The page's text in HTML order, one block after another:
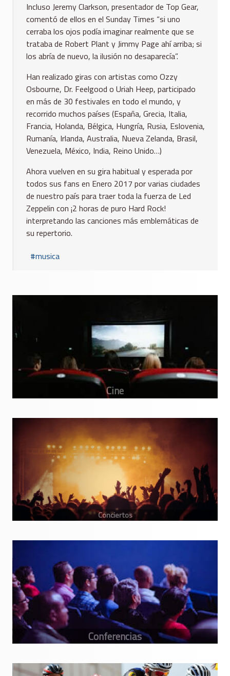
Incluso Jeremy Clarkson, presentador de Top Gear,
comentó de ellos en el Sunday Times “si uno
cerraba los ojos podía imaginar realmente que se
trataba de Robert Plant y Jimmy Page ahí arriba; si
los abría de nuevo, la ilusión no desaparecía”.
Han realizado giras con artistas como Ozzy
Osbourne, Dr. Feelgood o Uriah Heep, participado
en más de 30 festivales en todo el mundo, y
recorrido muchos países (España, Grecia, Italia,
Francia, Holanda, Bélgica, Hungría, Rusia, Eslovenia,
Rumanía, Irlanda, Australia, Nueva Zelanda, Brasil,
Venezuela, México, India, Reino Unido…)
Ahora vuelven en su gira habitual y esperada por
todos sus fans en Enero 2017 por varias ciudades
de nuestro país para traer toda la fuerza de Led
Zeppelin con ¡2 horas de puro Hard Rock!
interpretando las canciones más emblemáticas de
su repertorio.
musica